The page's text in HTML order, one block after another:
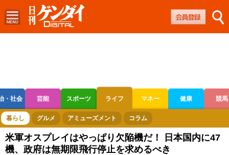
・社会 芸能 スポーツ ライフ マネー 健康 競馬
ボートレース 競輪 オートレース
暮らし グルメ アミューズメント コラム
米軍オスプレイはやっぱり欠陥機だ！ 日本国内に47
機、政府は無期限飛行停止を求めるべき